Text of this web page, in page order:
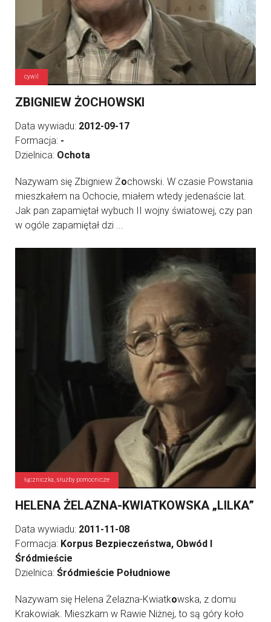
cywil
ZBIGNIEW ŻOCHOWSKI
Data wywiadu: 2012-09-17
Formacja: -
Dzielnica: Ochota
Nazywam się Zbigniew Żochowski. W czasie Powstania
mieszkałem na Ochocie, miałem wtedy jedenaście lat.
Jak pan zapamiętał wybuch II wojny światowej, czy pan
w ogóle zapamiętał dzi ...
łączniczka, służby pomocnicze
HELENA ŻELAZNA-KWIATKOWSKA „LILKA”
Data wywiadu: 2011-11-08
Formacja: Korpus Bezpieczeństwa, Obwód I
Śródmieście
Dzielnica: Śródmieście Południowe
Nazywam się Helena Żelazna-Kwiatkowska, z domu
Krakowiak. Mieszkam w Rawie Niżnej, to są góry koło